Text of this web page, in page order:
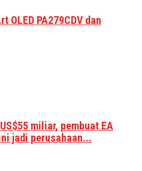
OLED PA279CDV dan
miliar, pembuat EA
jadi perusahaan...